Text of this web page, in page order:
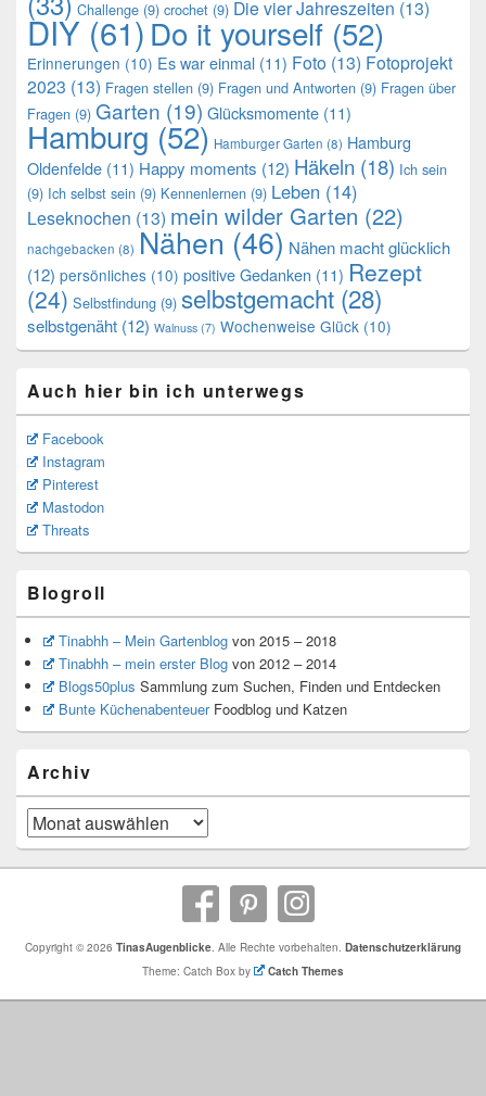
Challenge (9) crochet (9) Die vier Jahreszeiten (13)
DIY (61)Do it yourself (52)
Erinnerungen (10) Es war einmal (11) Foto (13) Fotoprojekt
2023 (13) Fragen stellen (9) Fragen und Antworten (9) Fragen über
Fragen (9) Garten (19) Glücksmomente (11)
Hamburg (52) Hamburger Garten (8) Hamburg
Oldenfelde (11) Happy moments (12) Häkeln (18) Ich sein
(9) Ich selbst sein (9) Kennenlernen (9) Leben (14)
Leseknochen (13) mein wilder Garten (22)
nachgebacken (8) Nähen (46) Nähen macht glücklich
(12) persönliches (10) positive Gedanken (11) Rezept
(24) Selbstfindung (9) selbstgemacht (28)
selbstgenäht (12) Walnuss (7) Wochenweise Glück (10)
Auch hier bin ich unterwegs
Facebook
Instagram
Pinterest
Mastodon
Threats
Blogroll
Tinabhh – Mein Gartenblogvon 2015 – 2018
Tinabhh – mein erster Blogvon 2012 – 2014
Blogs50plus Sammlung zum Suchen, Finden und Entdecken
Bunte KüchenabenteuerFoodblog und Katzen
Archiv
Archiv
Copyright © 2026 TinasAugenblicke. Alle Rechte vorbehalten. Datenschutzerklärung
Theme: Catch Box by
Catch Themes